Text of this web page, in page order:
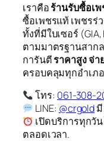
เราคือร้านรับซื้อเพ
ซื้อเพชรแท้ เพชรร่
ทั้งที่มีใบเซอร์ (GIA,
ตามมาตรฐานสากล
การันตีราคาสูง จ่
ครอบคลุมทุกอำเภ
โทร: 061-308-
LINE: @crgold
เปิดบริการทุกวั
ตลอดเวลา.